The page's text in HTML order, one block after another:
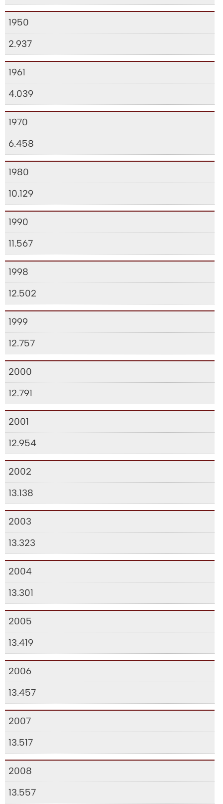
1950
2.937
1961
4.039
1970
6.458
1980
10.129
1990
11.567
1998
12.502
1999
12.757
2000
12.791
2001
12.954
2002
13.138
2003
13.323
2004
13.301
2005
13.419
2006
13.457
2007
13.517
2008
13.557